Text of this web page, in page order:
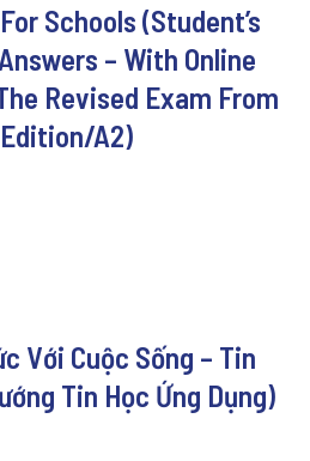
Schools (Student’s
– With Online
Revised Exam From
A2)
Với Cuộc Sống – Tin
Tin Học Ứng Dụng)